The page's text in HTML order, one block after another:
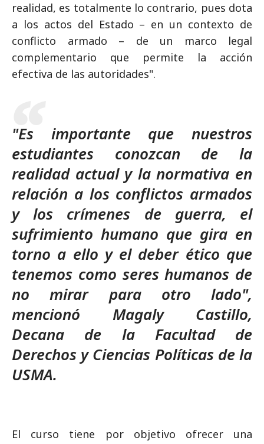
realidad, es totalmente lo contrario, pues dota
a los actos del Estado – en un contexto de
conflicto armado – de un marco legal
complementario que permite la acción
efectiva de las autoridades".
"Es importante que nuestros
estudiantes conozcan de la
realidad actual y la normativa en
relación a los conflictos armados
y los crímenes de guerra, el
sufrimiento humano que gira en
torno a ello y el deber ético que
tenemos como seres humanos de
no mirar para otro lado",
mencionó Magaly Castillo,
Decana de la Facultad de
Derechos y Ciencias Políticas de la
USMA.
El curso tiene por objetivo ofrecer una